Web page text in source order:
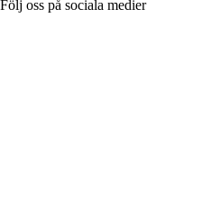
Följ oss på sociala medier